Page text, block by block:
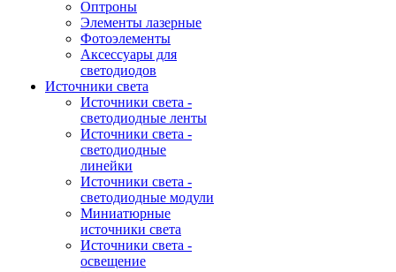
Оптроны
Элементы лазерные
Фотоэлементы
Аксессуары для
светодиодов
Источники света
Источники света -
светодиодные ленты
Источники света -
светодиодные
линейки
Источники света -
светодиодные модули
Миниатюрные
источники света
Источники света -
освещение